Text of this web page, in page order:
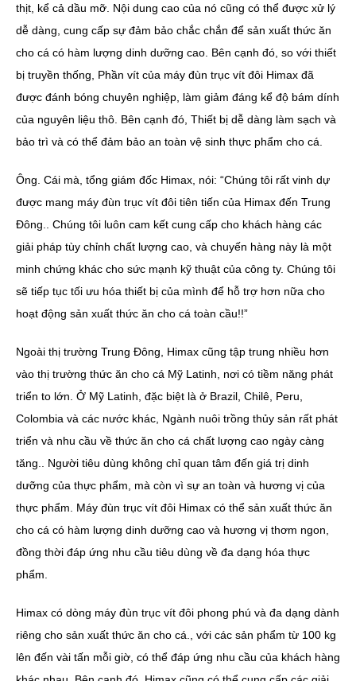
thịt, kể cả dầu mỡ. Nội dung cao của nó cũng có thể được xử lý
dễ dàng, cung cấp sự đảm bảo chắc chắn để sản xuất thức ăn
cho cá có hàm lượng dinh dưỡng cao. Bên cạnh đó, so với thiết
bị truyền thống, Phần vít của máy đùn trục vít đôi Himax đã
được đánh bóng chuyên nghiệp, làm giảm đáng kể độ bám dính
của nguyên liệu thô. Bên cạnh đó, Thiết bị dễ dàng làm sạch và
bảo trì và có thể đảm bảo an toàn vệ sinh thực phẩm cho cá.
Ông. Cái mà, tổng giám đốc Himax, nói: “Chúng tôi rất vinh dự
được mang máy đùn trục vít đôi tiên tiến của Himax đến Trung
Đông.. Chúng tôi luôn cam kết cung cấp cho khách hàng các
giải pháp tùy chỉnh chất lượng cao, và chuyến hàng này là một
minh chứng khác cho sức mạnh kỹ thuật của công ty. Chúng tôi
sẽ tiếp tục tối ưu hóa thiết bị của mình để hỗ trợ hơn nữa cho
hoạt động sản xuất thức ăn cho cá toàn cầu!!”
Ngoài thị trường Trung Đông, Himax cũng tập trung nhiều hơn
vào thị trường thức ăn cho cá Mỹ Latinh, nơi có tiềm năng phát
triển to lớn. Ở Mỹ Latinh, đặc biệt là ở Brazil, Chilê, Peru,
Colombia và các nước khác, Ngành nuôi trồng thủy sản rất phát
triển và nhu cầu về thức ăn cho cá chất lượng cao ngày càng
tăng.. Người tiêu dùng không chỉ quan tâm đến giá trị dinh
dưỡng của thực phẩm, mà còn vì sự an toàn và hương vị của
thực phẩm. Máy đùn trục vít đôi Himax có thể sản xuất thức ăn
cho cá có hàm lượng dinh dưỡng cao và hương vị thơm ngon,
đồng thời đáp ứng nhu cầu tiêu dùng về đa dạng hóa thực
phẩm.
Himax có dòng máy đùn trục vít đôi phong phú và đa dạng dành
riêng cho sản xuất thức ăn cho cá., với các sản phẩm từ 100 kg
lên đến vài tấn mỗi giờ, có thể đáp ứng nhu cầu của khách hàng